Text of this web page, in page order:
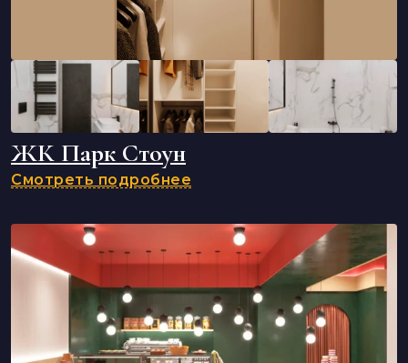
ЖК Парк Стоун
Смотреть подробнее